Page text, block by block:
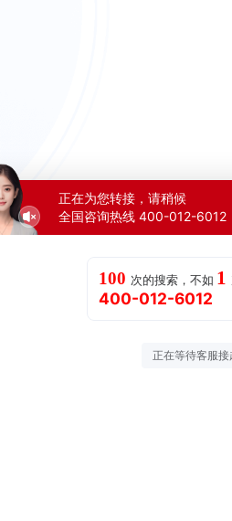
正在为您转接，请稍候
全国咨询热线 400-012-6012
100 次的搜索，不如 1
400-012-6012
正在等待客服接